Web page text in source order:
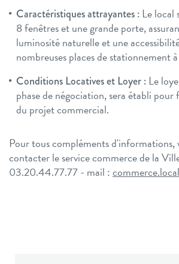
Caractéristiques attrayantes :Le local
8 fenêtres et une grande porte,
luminosité naturelle et une
nombreuses places de stationnement
Conditions Locatives et Loyer :Le
phase de négociation, sera établi pour
du projet commercial.
Pour tous compléments d'informations,
contacter le service commerce de la
03.20.44.77.77 - mail :